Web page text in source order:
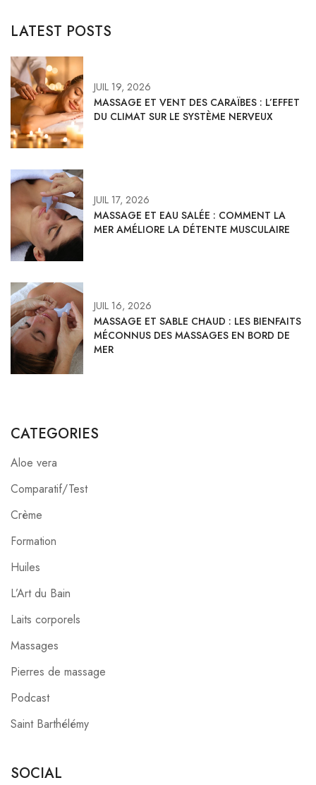
LATEST POSTS
JUIL 19, 2026
MASSAGE ET VENT DES CARAÏBES : L’EFFET
DU CLIMAT SUR LE SYSTÈME NERVEUX
JUIL 17, 2026
MASSAGE ET EAU SALÉE : COMMENT LA
MER AMÉLIORE LA DÉTENTE MUSCULAIRE
JUIL 16, 2026
MASSAGE ET SABLE CHAUD : LES BIENFAITS
MÉCONNUS DES MASSAGES EN BORD DE
MER
CATEGORIES
Aloe vera
Comparatif/Test
Crème
Formation
Huiles
L’Art du Bain
Laits corporels
Massages
Pierres de massage
Podcast
Saint Barthélémy
SOCIAL